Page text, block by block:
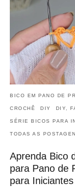
BICO EM PANO DE
CROCHÊ DIY DIY,
SÉRIE BICOS PARA
TODAS AS
Aprenda Bico
para Pano de
para